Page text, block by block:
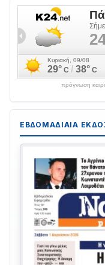
πρόγνωση